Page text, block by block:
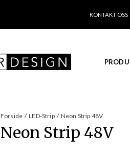
KONTAKT OSS
Forside / LED-Strip / Neon Strip 48V
Neon Strip 48V